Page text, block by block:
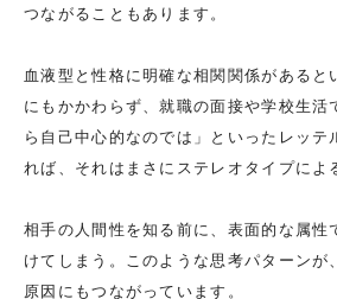
つながることもあります。
血液型と性格に明確な相関関係があると
にもかかわらず、就職の面接や学校生活
ら自己中心的なのでは」といったレッテ
れば、それはまさにステレオタイプによ
相手の人間性を知る前に、表面的な属性
けてしまう。このような思考パターンが
原因にもつながっています。